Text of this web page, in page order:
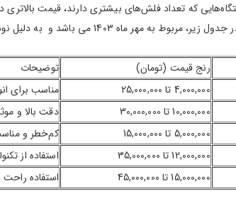
که تعداد فلش‌های بیشتری دارند، قیمت بالاتری
باشد و به دلیل نوسانات بازار ارز، ممکن است با قیمت ها تغییر کنند.
رنج قیمت (تومان)
توضیحات
4,000,000 تا 25,000,000
مناسب برای
10,000,000 تا 30,000,000
دقت بالا و
5,000,000 تا 15,000,000
کم‌خطر و
12,000,000 تا 35,000,000
استفاده از
15,000,000 تا 45,000,000 استفاده